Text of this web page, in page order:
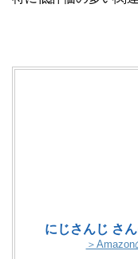
にじさんじ さ
＞